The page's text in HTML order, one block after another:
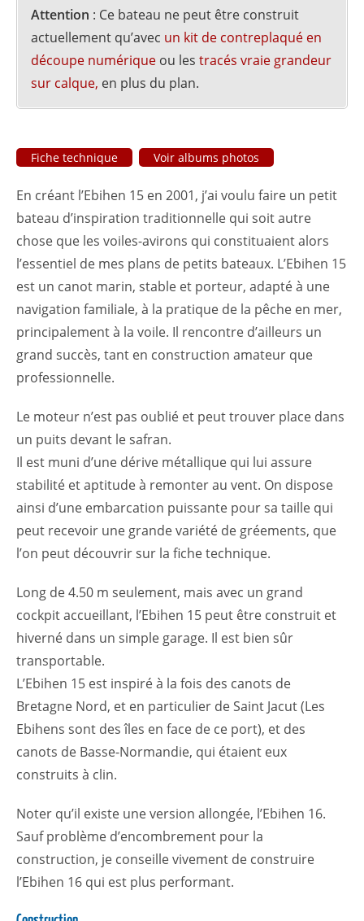
Attention : Ce bateau ne peut être construit
actuellement qu’avec un kit de contreplaqué en
découpe numérique ou les tracés vraie grandeur
sur calque, en plus du plan.
Fiche technique Voir albums photos
En créant l’Ebihen 15 en 2001, j’ai voulu faire un petit
bateau d’inspiration traditionnelle qui soit autre
chose que les voiles-avirons qui constituaient alors
l’essentiel de mes plans de petits bateaux. L’Ebihen 15
est un canot marin, stable et porteur, adapté à une
navigation familiale, à la pratique de la pêche en mer,
principalement à la voile. Il rencontre d’ailleurs un
grand succès, tant en construction amateur que
professionnelle.
Le moteur n’est pas oublié et peut trouver place dans
un puits devant le safran.
Il est muni d’une dérive métallique qui lui assure
stabilité et aptitude à remonter au vent. On dispose
ainsi d’une embarcation puissante pour sa taille qui
peut recevoir une grande variété de gréements, que
l’on peut découvrir sur la fiche technique.
Long de 4.50 m seulement, mais avec un grand
cockpit accueillant, l’Ebihen 15 peut être construit et
hiverné dans un simple garage. Il est bien sûr
transportable.
L’Ebihen 15 est inspiré à la fois des canots de
Bretagne Nord, et en particulier de Saint Jacut (Les
Ebihens sont des îles en face de ce port), et des
canots de Basse-Normandie, qui étaient eux
construits à clin.
Noter qu’il existe une version allongée, l’Ebihen 16.
Sauf problème d’encombrement pour la
construction, je conseille vivement de construire
l’Ebihen 16 qui est plus performant.